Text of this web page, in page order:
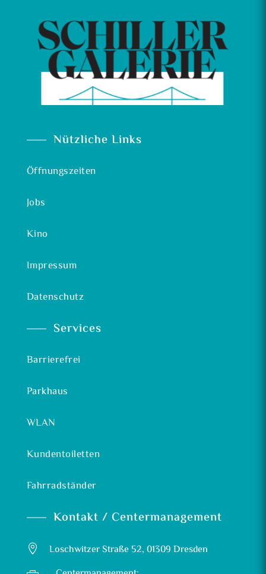
Nützliche Links
Öffnungszeiten
Jobs
Kino
Impressum
Datenschutz
Services
Barrierefrei
Parkhaus
WLAN
Kundentoiletten
Fahrradständer
Kontakt / Centermanagement
 Loschwitzer Straße 52, 01309 Dresden